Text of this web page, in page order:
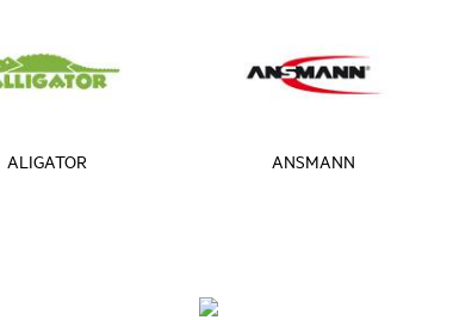
ALIGATOR ANSMANN